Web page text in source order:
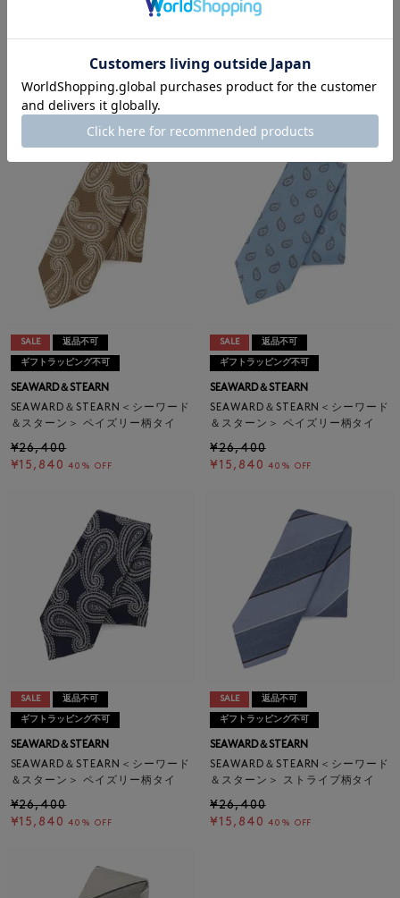
＆スターン＞ スクエア柄タイ
¥26,400
¥15,840 40% OFF
ギフトラッピング不可
＆スターン＞ スクエア柄タイ
¥26,400
SALE 返品不可
ギフトラッピング不可
SEAWARD＆STEARN
SEAWARD＆STEARN＜シーワード
＆スターン＞ ペイズリー柄タイ
¥26,400
¥15,840 40% OFF
SALE 返品不可
ギフトラッピング不可
SEAWARD＆STEARN
SEAWARD＆STEARN＜シーワード
＆スターン＞ ペイズリー柄タイ
¥26,400
¥15,840 40% OFF
SALE 返品不可
ギフトラッピング不可
SEAWARD＆STEARN
SEAWARD＆STEARN＜シーワード
＆スターン＞ ペイズリー柄タイ
¥26,400
¥15,840 40% OFF
SALE 返品不可
ギフトラッピング不可
SEAWARD＆STEARN
SEAWARD＆STEARN＜シーワード
＆スターン＞ ストライプ柄タイ
¥26,400
¥15,840 40% OFF